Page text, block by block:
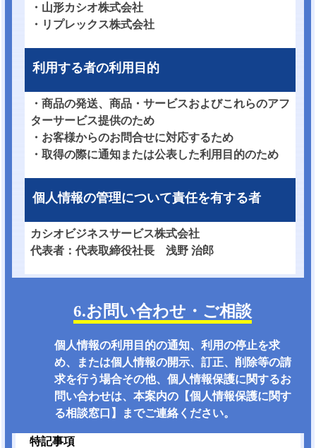
・山形カシオ株式会社
・リプレックス株式会社
利用する者の利用目的
・商品の発送、商品・サービスおよびこれらのアフ
ターサービス提供のため
・お客様からのお問合せに対応するため
・取得の際に通知または公表した利用目的のため
個人情報の管理について責任を有する者
カシオビジネスサービス株式会社
代表者：代表取締役社長 浅野 治郎
6.お問い合わせ・ご相談
個人情報の利用目的の通知、利用の停止を求
め、または個人情報の開示、訂正、削除等の請
求を行う場合その他、個人情報保護に関するお
問い合わせは、本案内の【個人情報保護に関す
る相談窓口】までご連絡ください。
特記事項